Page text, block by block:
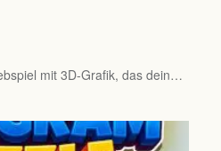
mit 3D-Grafik, das dein…